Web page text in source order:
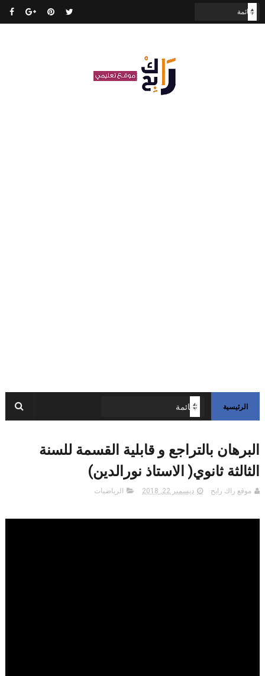
الرئيسية
البرهان بالتراجع و قابلية القسمة للسنة
الثالثة ثانوي( الاستاذ نورالدين)
موقع راك رابح ديسمبر 22, 2018 الرياضيات